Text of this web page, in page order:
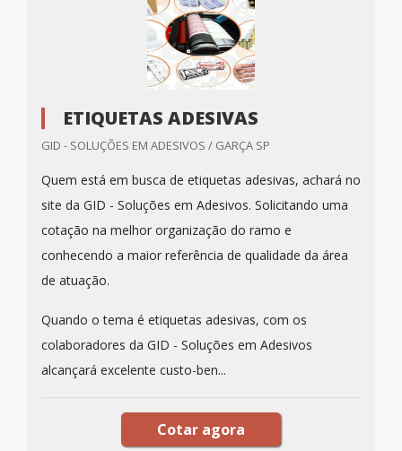
ETIQUETAS ADESIVAS
GID - SOLUÇÕES EM ADESIVOS / GARÇA SP
Quem está em busca de etiquetas adesivas, achará no
site da GID - Soluções em Adesivos. Solicitando uma
cotação na melhor organização do ramo e
conhecendo a maior referência de qualidade da área
de atuação.
Quando o tema é etiquetas adesivas, com os
colaboradores da GID - Soluções em Adesivos
alcançará excelente custo-ben...
Cotar agora